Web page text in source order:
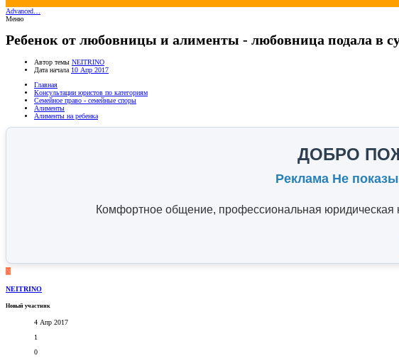
Advanced…
Меню
Ребенок от любовницы и алименты - любовница подала в
Автор темы NEITRINO
Дата начала 10 Апр 2017
Главная
Консультации юристов по категориям
Семейное право - семейные споры
Алименты
Алименты на ребенка
ДОБРО
Реклама Не
Комфортное общение, профессиональная юридическая
N
NEITRINO
Новый участник
4 Апр 2017
1
0